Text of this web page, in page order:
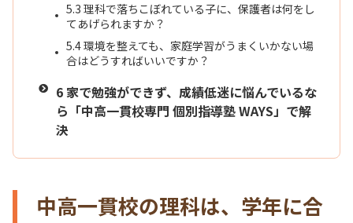
5.3 理科で落ちこぼれている子に、保護者は何をし
てあげられますか？
5.4環境を整えても、家庭学習がうまくいかない場
合はどうすればいいですか？
6 家で勉強ができず、成績低迷に悩んでいるな
ら「中高一貫校専門 個別指導塾 WAYS」で解
決
中高一貫校の理科は、学年に合